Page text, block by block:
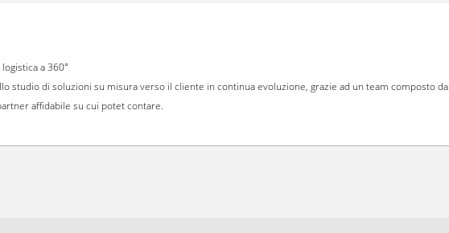
a 360°
studio di soluzioni su misura verso il cliente in continua evoluzione, grazie ad un team composto da
affidabile su cui potet contare.